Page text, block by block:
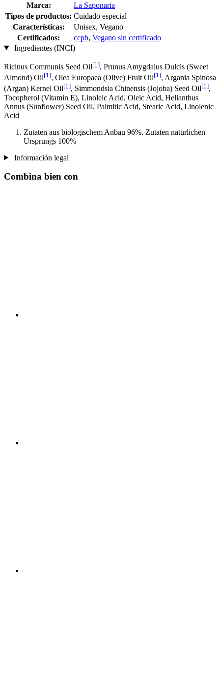
Marca:
La Saponaria
Tipos de productos: Cuidado especial
Características:
Unisex, Vegano
Certificados:
ccpb, Vegano sin certificado
Ingredientes (INCI)
Ricinus Communis Seed Oil[1], Prunus Amygdalus Dulcis (Sweet
Almond) Oil[1], Olea Europaea (Olive) Fruit Oil[1], Argania Spinosa
(Argan) Kernel Oil[1], Simmondsia Chinensis (Jojoba) Seed Oil[1],
Tocopherol (Vitamin E), Linoleic Acid, Oleic Acid, Helianthus
Annus (Sunflower) Seed Oil, Palmitic Acid, Stearic Acid, Linolenic
Acid
Zutaten aus biologischem Anbau 96%. Zutaten natürlichen
Ursprungs 100%
Información legal
Combina bien con